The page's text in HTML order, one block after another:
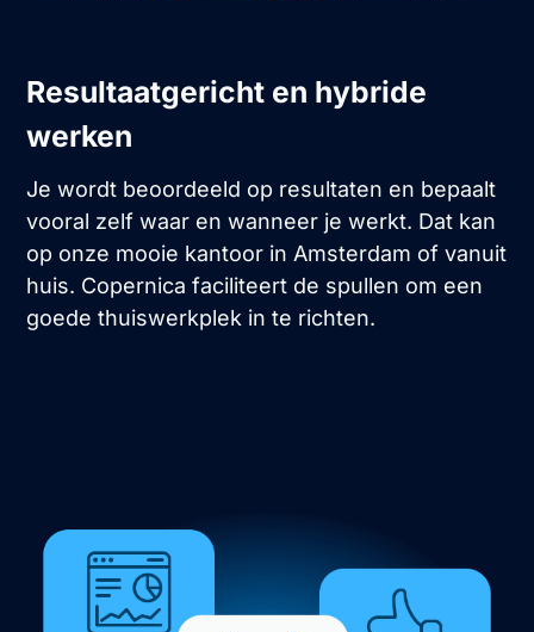
Resultaatgericht en hybride
werken
Je wordt beoordeeld op resultaten en bepaalt
vooral zelf waar en wanneer je werkt. Dat kan
op onze mooie kantoor in Amsterdam of vanuit
huis. Copernica faciliteert de spullen om een
goede thuiswerkplek in te richten.